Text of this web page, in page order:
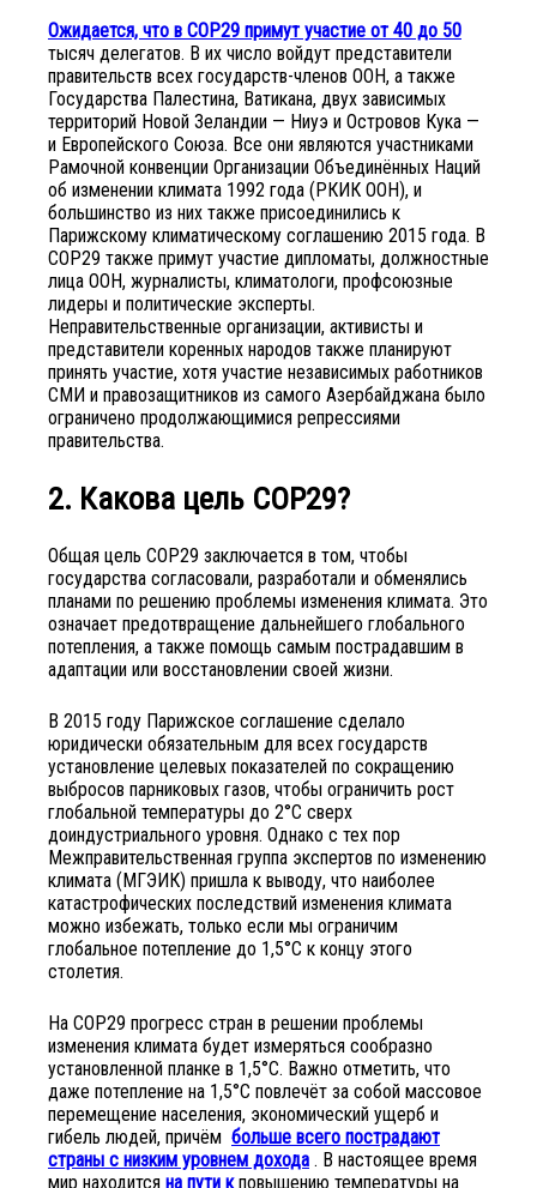
Ожидается, что в COP29 примут участие от 40 до 50
тысяч делегатов. В их число войдут представители
правительств всех государств-членов ООН, а также
Государства Палестина, Ватикана, двух зависимых
территорий Новой Зеландии — Ниуэ и Островов Кука —
и Европейского Союза. Все они являются участниками
Рамочной конвенции Организации Объединённых Наций
об изменении климата 1992 года (РКИК ООН), и
большинство из них также присоединились к
Парижскому климатическому соглашению 2015 года. В
COP29 также примут участие дипломаты, должностные
лица ООН, журналисты, климатологи, профсоюзные
лидеры и политические эксперты.
Неправительственные организации, активисты и
представители коренных народов также планируют
принять участие, хотя участие независимых работников
СМИ и правозащитников из самого Азербайджана было
ограничено продолжающимися репрессиями
правительства.
2. Какова цель COP29?
Общая цель COP29 заключается в том, чтобы
государства согласовали, разработали и обменялись
планами по решению проблемы изменения климата. Это
означает предотвращение дальнейшего глобального
потепления, а также помощь самым пострадавшим в
адаптации или восстановлении своей жизни.
В 2015 году Парижское соглашение сделало
юридически обязательным для всех государств
установление целевых показателей по сокращению
выбросов парниковых газов, чтобы ограничить рост
глобальной температуры до 2°C сверх
доиндустриального уровня. Однако с тех пор
Межправительственная группа экспертов по изменению
климата (МГЭИК) пришла к выводу, что наиболее
катастрофических последствий изменения климата
можно избежать, только если мы ограничим
глобальное потепление до 1,5°C к концу этого
столетия.
На СОР29 прогресс стран в решении проблемы
изменения климата будет измеряться сообразно
установленной планке в 1,5°C. Важно отметить, что
даже потепление на 1,5°C повлечёт за собой массовое
перемещение населения, экономический ущерб и
гибель людей, причём больше всего пострадают
страны с низким уровнем дохода . В настоящее время
мир находится на пути кповышению температуры на